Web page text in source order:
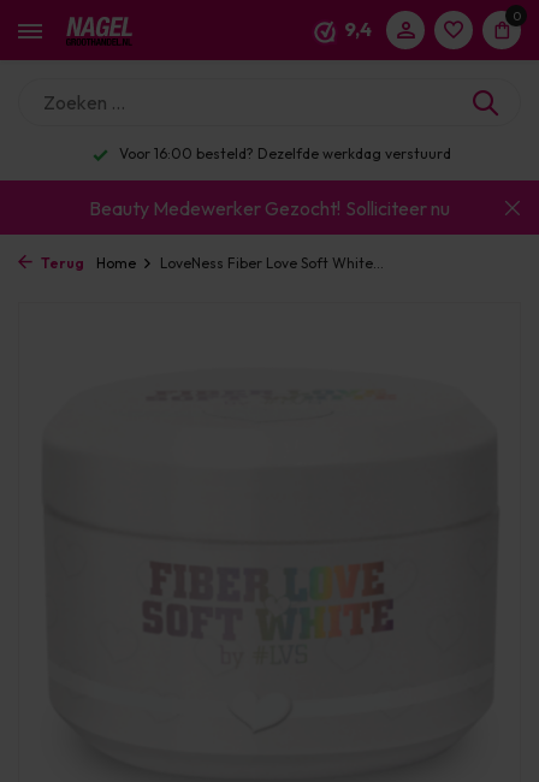
9,4
0
Voor 16:00 besteld? Dezelfde werkdag verstuurd
Beauty Medewerker Gezocht! Solliciteer nu
Terug Home LoveNess Fiber Love Soft White...